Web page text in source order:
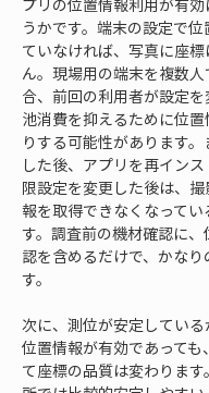
プリの位置情報利用が有
うかです。端末の設定で
ていなければ、写真に座
ん。現場用の端末を複数
合、前回の利用者が設定
池消費を抑えるために位
りする可能性があります
した後、アプリを再イン
限設定を変更した後は、
報を取得できなくなってい
す。調査前の機材確認に
認を含めるだけで、かなり
す。
次に、測位が安定している
位置情報が有効であっても
て座標の品質は変わりま